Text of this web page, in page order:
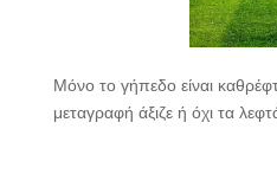
Μόνο το γήπεδο είναι
μεταγραφή άξιζε ή όχι τα